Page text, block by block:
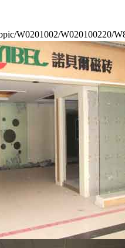
W0201002/W020100220/